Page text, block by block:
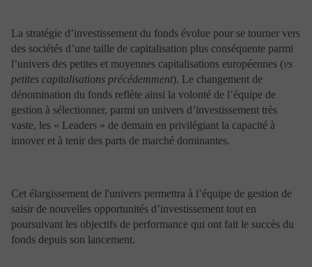
d’instruments financiers ou tout autre produit de gestion
ou d’investissement.
Les informations figurant sur le site de Portzamparc
Gestion sont données à titre indicatif. Elles ne
constituent donc en aucun cas un conseil de placement,
d’ordre juridique, fiscal ou autre, et ne peuvent pas
davantage être considérées comme le fondement d’une
décision d’investissement ou d’une autre décision.
Toute décision d’investissement doit reposer sur un
conseil pertinent, spécifique et professionnel.
approprié. Portzamparc Gestion décline toute
responsabilité sur l’utilisation qui sera faite des
informations fournies sur le site. Toute personne
désireuse de se procurer un des services ou produits
présentés sur le site Internet est priée de contacter
La stratégie d’investissement du fonds évolue pour se tourner vers
des sociétés d’une taille de capitalisation plus conséquente parmi
l’univers des petites et moyennes capitalisations européennes (vs
petites capitalisations précédemment). Le changement de
dénomination du fonds reflète ainsi la volonté de l’équipe de
gestion à sélectionner, parmi un univers d’investissement très
vaste, les « Leaders » de demain en privilégiant la capacité à
innover et à tenir des parts de marché dominantes.
Cet élargissement de l'univers permettra à l’équipe de gestion de
saisir de nouvelles opportunités d’investissement tout en
poursuivant les objectifs de performance qui ont fait le succès du
fonds depuis son lancement.